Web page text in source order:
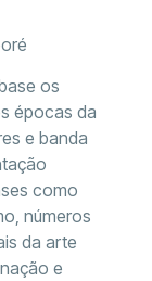
os
épocas da
e banda
como
números
da arte
e